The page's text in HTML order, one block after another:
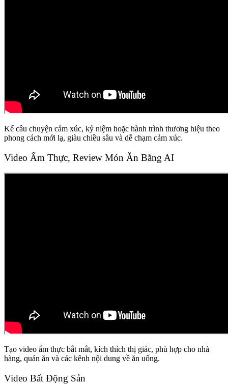
Kể câu chuyện cảm xúc, kỷ niệm hoặc hành trình thương hiệu theo
phong cách mới lạ, giàu chiều sâu và dễ chạm cảm xúc.
Video Ẩm Thực, Review Món Ăn Bằng AI
Tạo video ẩm thực bắt mắt, kích thích thị giác, phù hợp cho nhà
hàng, quán ăn và các kênh nội dung về ăn uống.
Video Bất Động Sản